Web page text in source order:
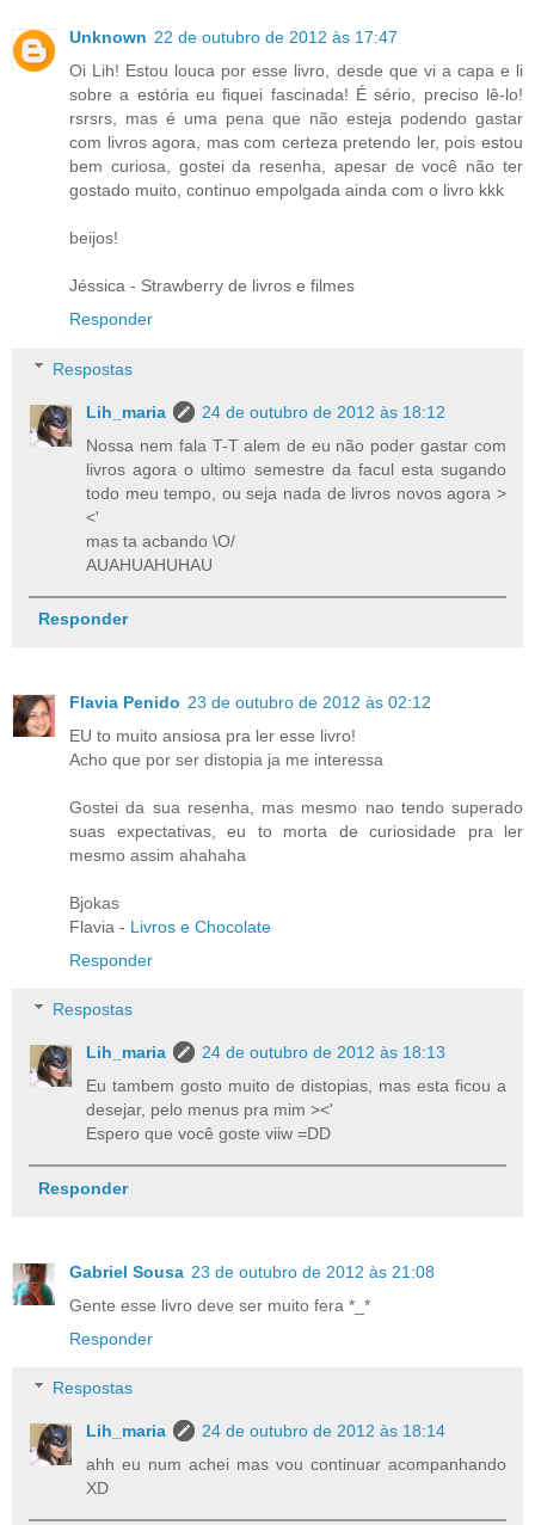
Unknown 22 de outubro de 2012 às 17:47
Oi Lih! Estou louca por esse livro, desde que vi a capa e li
sobre a estória eu fiquei fascinada! É sério, preciso lê-lo!
rsrsrs, mas é uma pena que não esteja podendo gastar
com livros agora, mas com certeza pretendo ler, pois estou
bem curiosa, gostei da resenha, apesar de você não ter
gostado muito, continuo empolgada ainda com o livro kkk
beijos!
Jéssica - Strawberry de livros e filmes
Responder
Respostas
Lih_maria
24 de outubro de 2012 às 18:12
Nossa nem fala T-T alem de eu não poder gastar com
livros agora o ultimo semestre da facul esta sugando
todo meu tempo, ou seja nada de livros novos agora >
<'
mas ta acbando \O/
AUAHUAHUHAU
Responder
Flavia Penido 23 de outubro de 2012 às 02:12
EU to muito ansiosa pra ler esse livro!
Acho que por ser distopia ja me interessa
Gostei da sua resenha, mas mesmo nao tendo superado
suas expectativas, eu to morta de curiosidade pra ler
mesmo assim ahahaha
Bjokas
Flavia - Livros e Chocolate
Responder
Respostas
Lih_maria
24 de outubro de 2012 às 18:13
Eu tambem gosto muito de distopias, mas esta ficou a
desejar, pelo menus pra mim ><'
Espero que você goste viiw =DD
Responder
Gabriel Sousa 23 de outubro de 2012 às 21:08
Gente esse livro deve ser muito fera *_*
Responder
Respostas
Lih_maria
24 de outubro de 2012 às 18:14
ahh eu num achei mas vou continuar acompanhando
XD